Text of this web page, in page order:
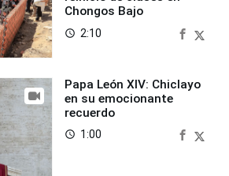
Chongos Bajo
access_time 2:10
Papa León XIV: Chiclayo
en su emocionante
recuerdo
access_time 1:00